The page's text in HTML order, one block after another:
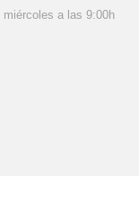
miércoles a las 9:00h